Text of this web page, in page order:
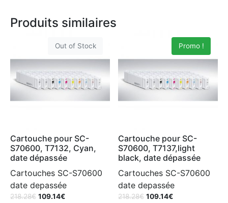
Produits similaires
Out of Stock
Cartouche pour SC-
S70600, T7132, Cyan,
date dépassée
Cartouches SC-S70600
date depassée
218.28€ 109.14€
Promo !
Cartouche pour SC-
S70600, T7137,light
black, date dépassée
Cartouches SC-S70600
date depassée
218.28€ 109.14€